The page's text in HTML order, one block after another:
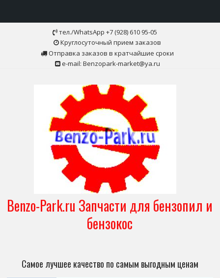
тел./WhatsApp +7 (928) 610 95-05
Круглосуточный прием заказов
Отправка заказов в кратчайшие сроки
e-mail: Benzopark-market@ya.ru
Benzo-Park.ru Запчасти для бензопил и
бензокос
Самое лучшее качество по самым выгодным ценам